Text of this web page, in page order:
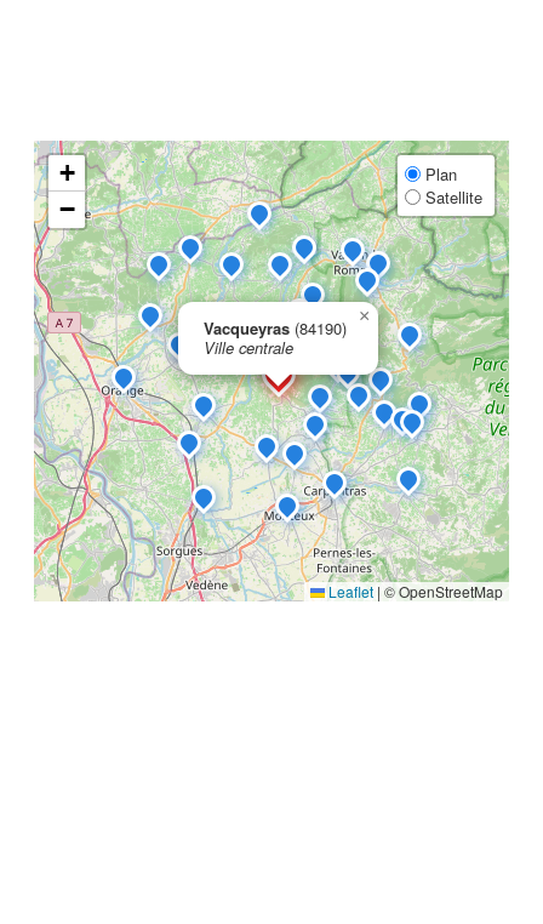
Vacqueyras (84190)
Ville centrale
×
+
−
Plan
Satellite
Leaflet | © OpenStreetMap